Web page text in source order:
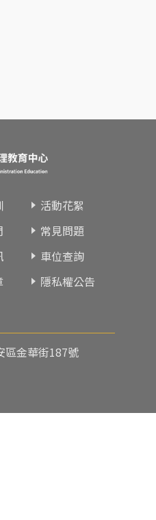
活動花絮
常見問題
車位查詢
隱私權公告
區金華街187號